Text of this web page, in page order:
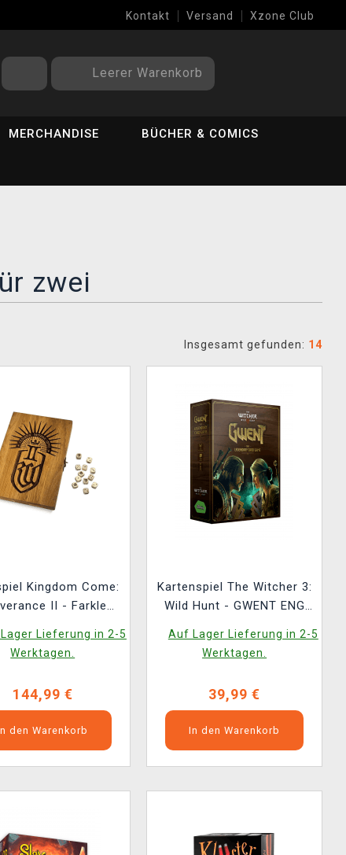
Kontakt Versand Xzone Club
Leerer Warenkorb
MERCHANDISE BÜCHER & COMICS
zwei
Insgesamt gefunden: 14
Kingdom Come:
II - Farkle
Lieferung in 2-5
Werktagen.
144,99 €
den Warenkorb
Kartenspiel The Witcher 3:
Wild Hunt - GWENT ENG
Auf Lager Lieferung in 2-5
Werktagen.
39,99 €
In den Warenkorb